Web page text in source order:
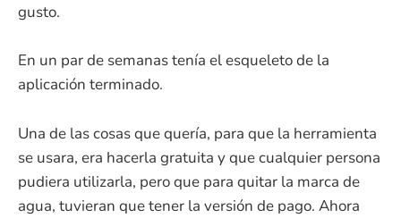
gusto.
En un par de semanas tenía el esqueleto de la
aplicación terminado.
Una de las cosas que quería, para que la herramienta
se usara, era hacerla gratuita y que cualquier persona
pudiera utilizarla, pero que para quitar la marca de
agua, tuvieran que tener la versión de pago. Ahora